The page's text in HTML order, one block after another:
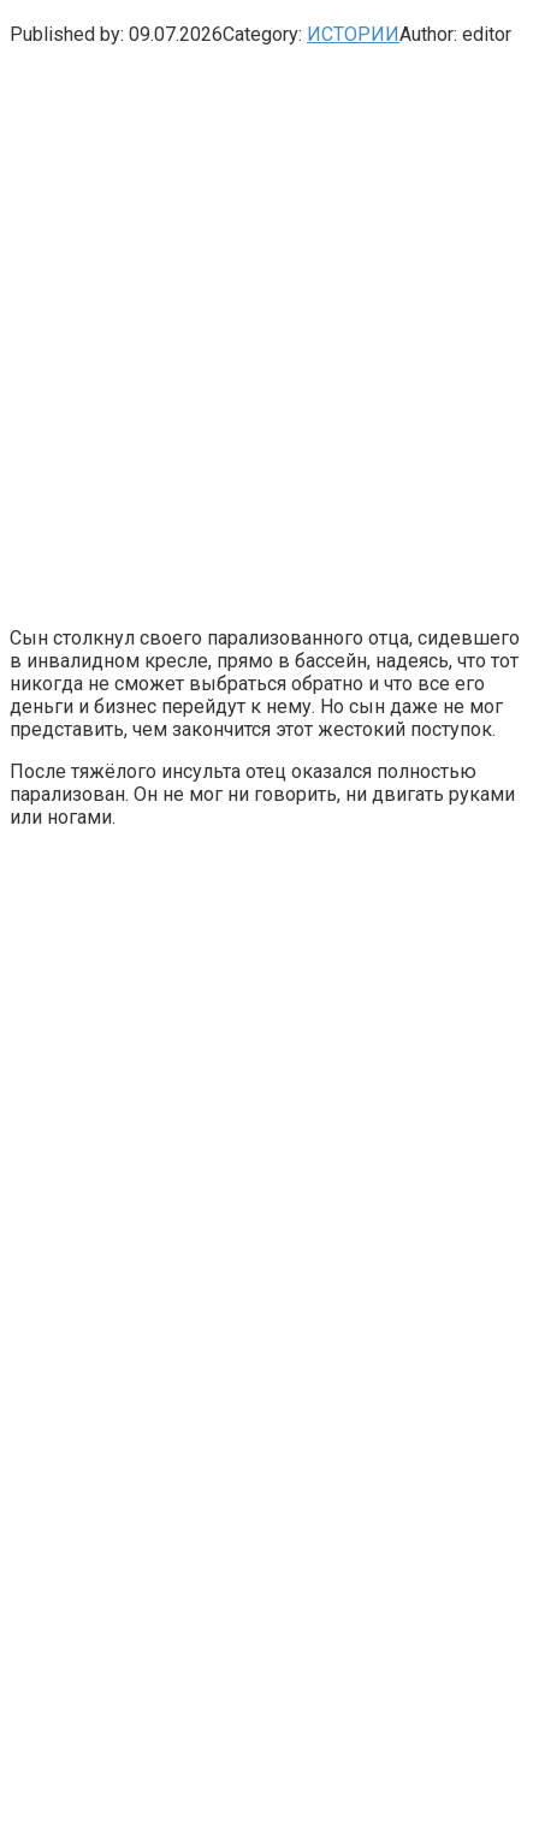
Published by: 09.07.2026Category: ИСТОРИИAuthor: editor
Сын столкнул своего парализованного отца, сидевшего
в инвалидном кресле, прямо в бассейн, надеясь, что тот
никогда не сможет выбраться обратно и что все его
деньги и бизнес перейдут к нему. Но сын даже не мог
представить, чем закончится этот жестокий поступок.
После тяжёлого инсульта отец оказался полностью
парализован. Он не мог ни говорить, ни двигать руками
или ногами.